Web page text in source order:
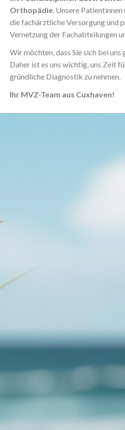
Orthopädie. Unsere
die fachärztliche Versorgung und
Vernetzung der Fachabteilungen
Wir möchten, dass Sie sich bei
Daher ist es uns wichtig, uns Zeit
gründliche Diagnostik zu nehmen.
Ihr MVZ-Team aus Cuxhaven!